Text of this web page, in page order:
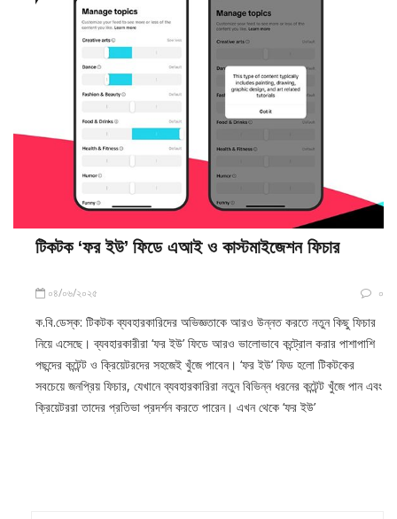
টিকটক ‘ফর ইউ’ ফিডে এআই ও কাস্টমাইজেশন ফিচার
০৪/০৬/২০২৫ ০
ক.বি.ডেস্ক: টিকটক ব্যবহারকারিদের অভিজ্ঞতাকে আরও উন্নত করতে নতুন কিছু ফিচার
নিয়ে এসেছে। ব্যবহারকারীরা ‘ফর ইউ’ ফিডে আরও ভালোভাবে কন্ট্রোল করার পাশাপাশি
পছন্দের কন্টেন্ট ও ক্রিয়েটরদের সহজেই খুঁজে পাবেন। ‘ফর ইউ’ ফিড হলো টিকটকের
সবচেয়ে জনপ্রিয় ফিচার, যেখানে ব্যবহারকারিরা নতুন বিভিন্ন ধরনের কন্টেন্ট খুঁজে পান এবং
ক্রিয়েটররা তাদের প্রতিভা প্রদর্শন করতে পারেন। এখন থেকে ‘ফর ইউ’